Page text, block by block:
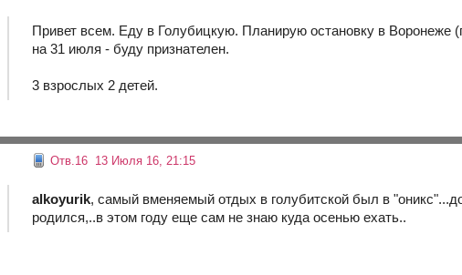
Привет всем. Еду в Голубицкую. Планирую остановку в Воронеже
на 31 июля - буду признателен.
3 взрослых 2 детей.
Отв.16 13 Июля 16, 21:15
alkoyurik, самый вменяемый отдых в голубитской был в
родился,..в этом году еще сам не знаю куда осенью ехать..